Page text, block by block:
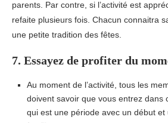
parents. Par contre, si l’activité est
refaite plusieurs fois. Chacun connaitra
une petite tradition des fêtes.
7. Essayez de profiter du
Au moment de l’activité, tous les
doivent savoir que vous entrez dans
qui est une période avec un début